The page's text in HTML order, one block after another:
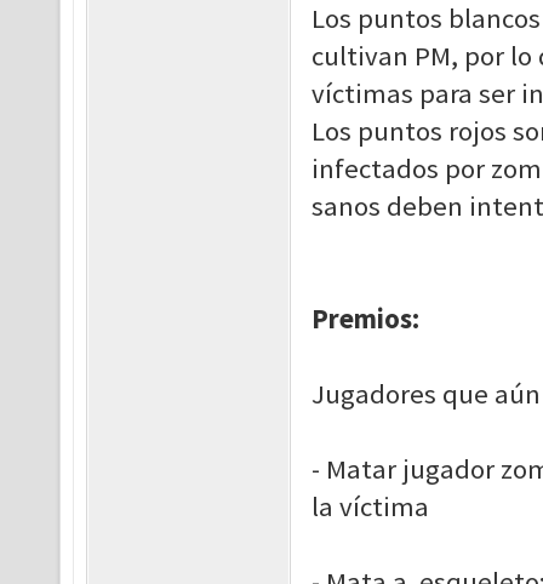
Los puntos
cultivan PM, por
víctimas para ser
Los puntos rojos
infectados por
sanos deben
Premios:
Jugadores que
- Matar jugador
la víctima